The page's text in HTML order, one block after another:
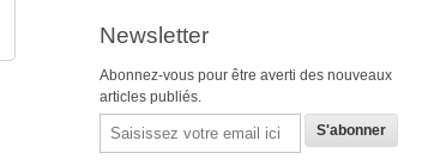
Newsletter
Abonnez-vous pour être averti des nouveaux
articles publiés.
Email